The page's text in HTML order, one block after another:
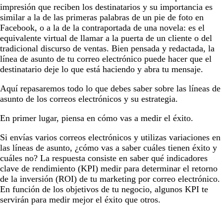
impresión que reciben los destinatarios y su importancia es
similar a la de las primeras palabras de un pie de foto en
Facebook, o a la de la contraportada de una novela: es el
equivalente virtual de llamar a la puerta de un cliente o del
tradicional discurso de ventas. Bien pensada y redactada, la
línea de asunto de tu correo electrónico puede hacer que el
destinatario deje lo que está haciendo y abra tu mensaje.
Aquí repasaremos todo lo que debes saber sobre las líneas de
asunto de los correos electrónicos y su estrategia.
En primer lugar, piensa en cómo vas a medir el éxito.
Si envías varios correos electrónicos y utilizas variaciones en
las líneas de asunto, ¿cómo vas a saber cuáles tienen éxito y
cuáles no? La respuesta consiste en saber qué indicadores
clave de rendimiento (KPI) medir para determinar el retorno
de la inversión (ROI) de tu marketing por correo electrónico.
En función de los objetivos de tu negocio, algunos KPI te
servirán para medir mejor el éxito que otros.